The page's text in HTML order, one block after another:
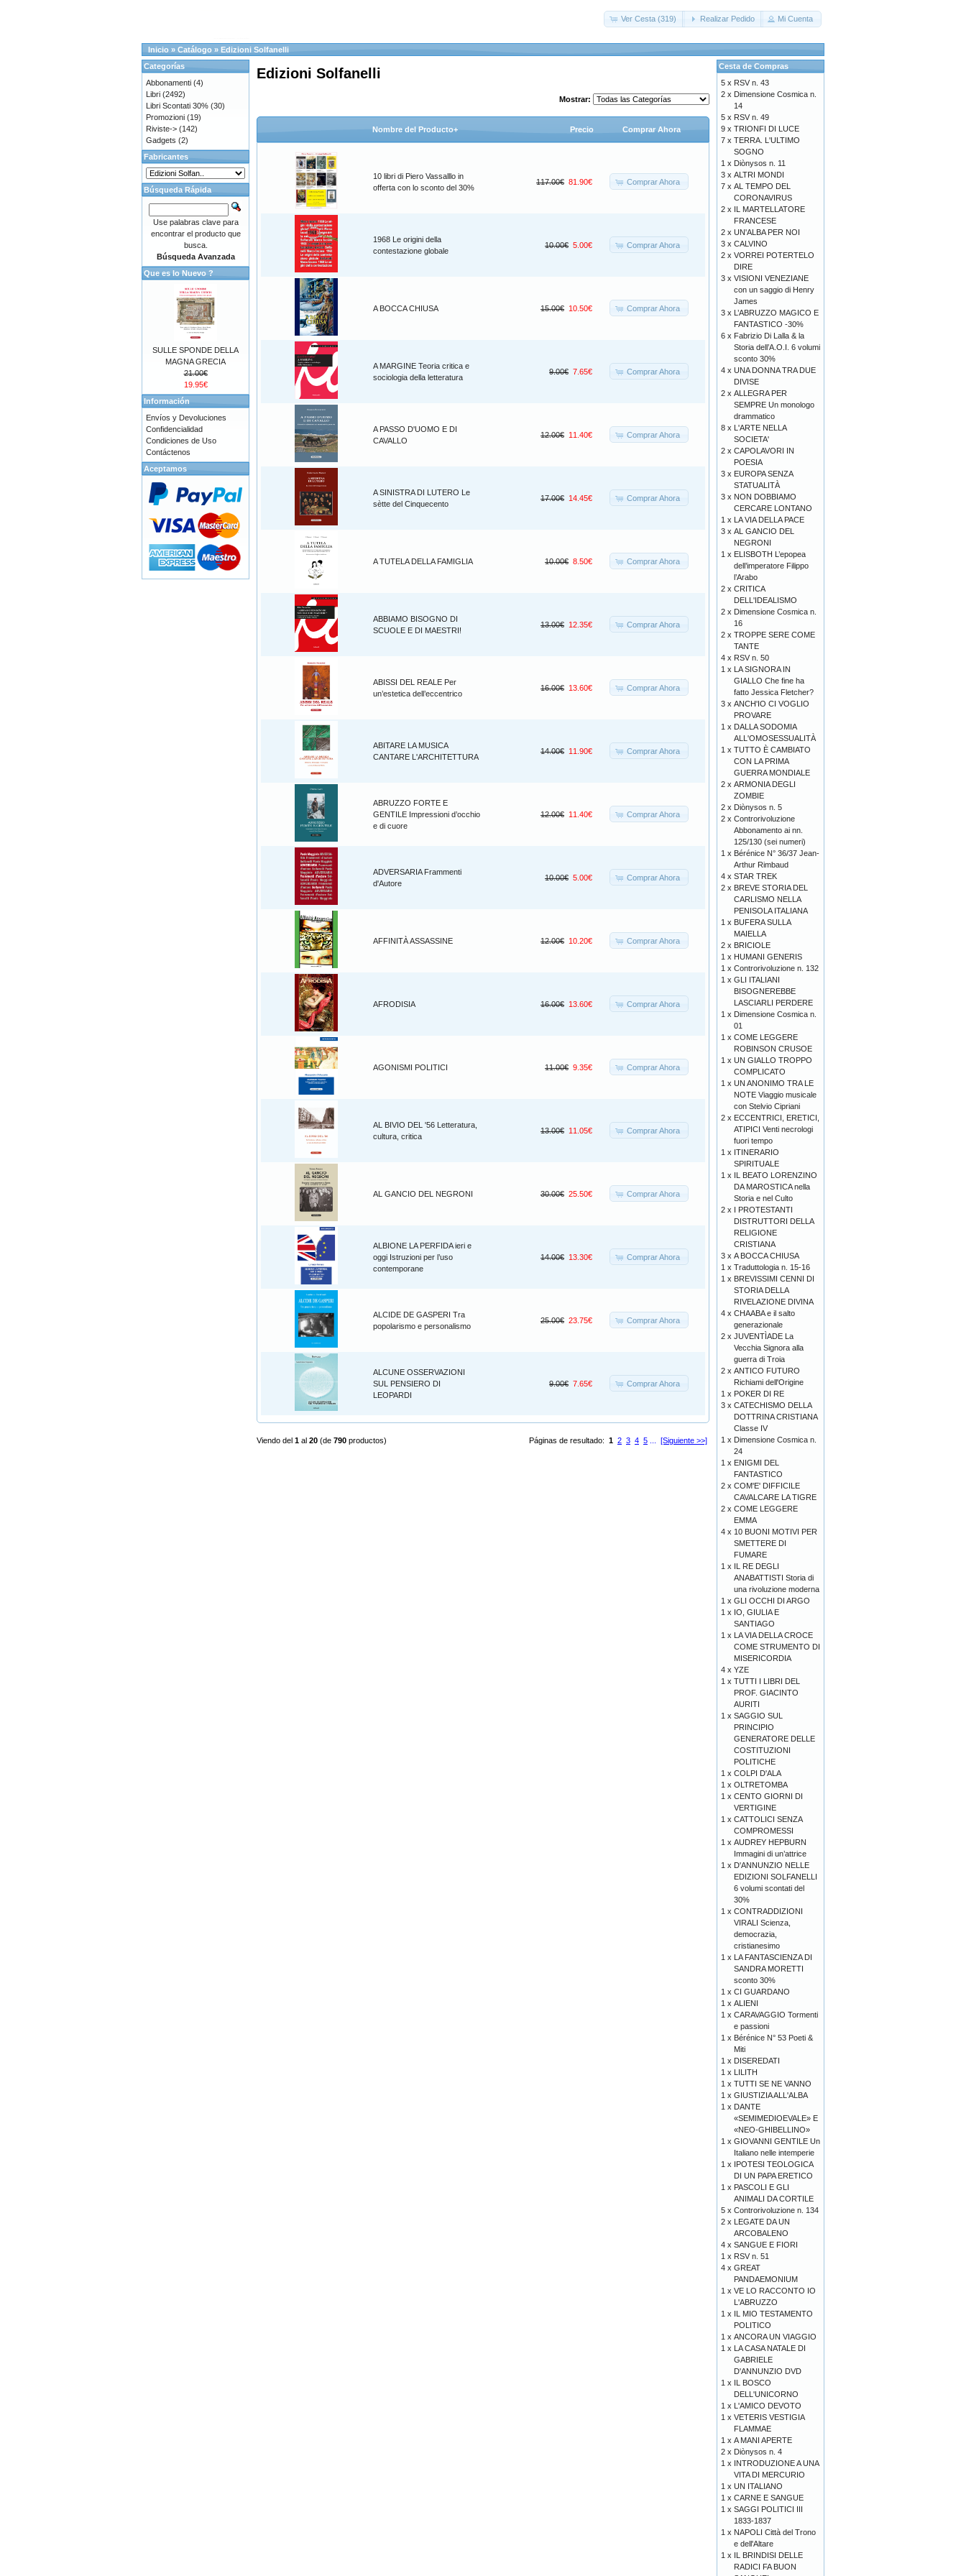
Ver Cesta (319) Realizar Pedido Mi Cuenta
Inicio » Catálogo » Edizioni Solfanelli
Edizioni Solfanelli
Mostrar:
Nombre del Producto+ Precio Comprar Ahora
10 libri di Piero Vassalllo in
offerta con lo sconto del 30%
117.00€ 81.90€ Comprar Ahora
1968 Le origini della
contestazione globale
10.00€ 5.00€ Comprar Ahora
A BOCCA CHIUSA 15.00€ 10.50€ Comprar Ahora
A MARGINE Teoria critica e
sociologia della letteratura
9.00€ 7.65€ Comprar Ahora
A PASSO D'UOMO E DI
CAVALLO
12.00€ 11.40€ Comprar Ahora
A SINISTRA DI LUTERO Le
sètte del Cinquecento
17.00€ 14.45€ Comprar Ahora
A TUTELA DELLA FAMIGLIA 10.00€ 8.50€ Comprar Ahora
ABBIAMO BISOGNO DI
SCUOLE E DI MAESTRI!
13.00€ 12.35€ Comprar Ahora
ABISSI DEL REALE Per
un’estetica dell’eccentrico
16.00€ 13.60€ Comprar Ahora
ABITARE LA MUSICA
CANTARE L'ARCHITETTURA
14.00€ 11.90€ Comprar Ahora
ABRUZZO FORTE E
GENTILE Impressioni d’occhio
e di cuore
12.00€ 11.40€ Comprar Ahora
ADVERSARIA Frammenti
d'Autore
10.00€ 5.00€ Comprar Ahora
AFFINITÀ ASSASSINE 12.00€ 10.20€ Comprar Ahora
AFRODISIA 16.00€ 13.60€ Comprar Ahora
AGONISMI POLITICI 11.00€ 9.35€ Comprar Ahora
AL BIVIO DEL '56 Letteratura,
cultura, critica
13.00€ 11.05€ Comprar Ahora
AL GANCIO DEL NEGRONI 30.00€ 25.50€ Comprar Ahora
ALBIONE LA PERFIDA ieri e
oggi Istruzioni per l’uso
contemporane
14.00€ 13.30€ Comprar Ahora
ALCIDE DE GASPERI Tra
popolarismo e personalismo
25.00€ 23.75€ Comprar Ahora
ALCUNE OSSERVAZIONI
SUL PENSIERO DI
LEOPARDI
9.00€ 7.65€ Comprar Ahora
Páginas de resultado: 1 2 3 4 5 [Siguiente >>]
Viendo del 1 al 20 (de 790 productos)
Categorías
Abbonamenti (4)
Libri (2492)
Libri Scontati 30% (30)
Promozioni (19)
Riviste-> (142)
Gadgets (2)
Fabricantes
Búsqueda Rápida
Use palabras clave para
encontrar el producto que
busca.
Búsqueda Avanzada
Que es lo Nuevo ?
SULLE SPONDE DELLA
MAGNA GRECIA
21.00€
19.95€
Información
Envíos y Devoluciones
Confidencialidad
Condiciones de Uso
Contáctenos
Aceptamos
Cesta de Compras
5 x RSV n. 43
2 x Dimensione Cosmica n.
14
5 x RSV n. 49
9 x TRIONFI DI LUCE
7 x TERRA. L'ULTIMO
SOGNO
1 x Diònysos n. 11
3 x ALTRI MONDI
7 x AL TEMPO DEL
CORONAVIRUS
2 x IL MARTELLATORE
FRANCESE
2 x UN'ALBA PER NOI
3 x CALVINO
2 x VORREI POTERTELO
DIRE
3 x VISIONI VENEZIANE
con un saggio di Henry
James
3 x L’ABRUZZO MAGICO E
FANTASTICO -30%
6 x Fabrizio Di Lalla & la
Storia dell’A.O.I. 6 volumi
sconto 30%
4 x UNA DONNA TRA DUE
DIVISE
2 x ALLEGRA PER
SEMPRE Un monologo
drammatico
8 x L'ARTE NELLA
SOCIETA'
2 x CAPOLAVORI IN
POESIA
3 x EUROPA SENZA
STATUALITÀ
3 x NON DOBBIAMO
CERCARE LONTANO
1 x LA VIA DELLA PACE
3 x AL GANCIO DEL
NEGRONI
1 x ELISBOTH L’epopea
dell’imperatore Filippo
l’Arabo
2 x CRITICA
DELL'IDEALISMO
2 x Dimensione Cosmica n.
16
2 x TROPPE SERE COME
TANTE
4 x RSV n. 50
1 x LA SIGNORA IN
GIALLO Che fine ha
fatto Jessica Fletcher?
3 x ANCH'IO CI VOGLIO
PROVARE
1 x DALLA SODOMIA
ALL'OMOSESSUALITÀ
1 x TUTTO È CAMBIATO
CON LA PRIMA
GUERRA MONDIALE
2 x ARMONIA DEGLI
ZOMBIE
2 x Diònysos n. 5
2 x Controrivoluzione
Abbonamento ai nn.
125/130 (sei numeri)
1 x Bérénice N° 36/37 Jean-
Arthur Rimbaud
4 x STAR TREK
2 x BREVE STORIA DEL
CARLISMO NELLA
PENISOLA ITALIANA
1 x BUFERA SULLA
MAIELLA
2 x BRICIOLE
1 x HUMANI GENERIS
1 x Controrivoluzione n. 132
1 x GLI ITALIANI
BISOGNEREBBE
LASCIARLI PERDERE
1 x Dimensione Cosmica n.
01
1 x COME LEGGERE
ROBINSON CRUSOE
1 x UN GIALLO TROPPO
COMPLICATO
1 x UN ANONIMO TRA LE
NOTE Viaggio musicale
con Stelvio Cipriani
2 x ECCENTRICI, ERETICI,
ATIPICI Venti necrologi
fuori tempo
1 x ITINERARIO
SPIRITUALE
1 x IL BEATO LORENZINO
DA MAROSTICA nella
Storia e nel Culto
2 x I PROTESTANTI
DISTRUTTORI DELLA
RELIGIONE
CRISTIANA
3 x A BOCCA CHIUSA
1 x Traduttologia n. 15-16
1 x BREVISSIMI CENNI DI
STORIA DELLA
RIVELAZIONE DIVINA
4 x CHAABA e il salto
generazionale
2 x JUVENTÌADE La
Vecchia Signora alla
guerra di Troia
2 x ANTICO FUTURO
Richiami dell'Origine
1 x POKER DI RE
3 x CATECHISMO DELLA
DOTTRINA CRISTIANA
Classe IV
1 x Dimensione Cosmica n.
24
1 x ENIGMI DEL
FANTASTICO
2 x COM'E' DIFFICILE
CAVALCARE LA TIGRE
2 x COME LEGGERE
EMMA
4 x 10 BUONI MOTIVI PER
SMETTERE DI
FUMARE
1 x IL RE DEGLI
ANABATTISTI Storia di
una rivoluzione moderna
1 x GLI OCCHI DI ARGO
1 x IO, GIULIA E
SANTIAGO
1 x LA VIA DELLA CROCE
COME STRUMENTO DI
MISERICORDIA
4 x YZE
1 x TUTTI I LIBRI DEL
PROF. GIACINTO
AURITI
1 x SAGGIO SUL
PRINCIPIO
GENERATORE DELLE
COSTITUZIONI
POLITICHE
1 x COLPI D'ALA
1 x OLTRETOMBA
1 x CENTO GIORNI DI
VERTIGINE
1 x CATTOLICI SENZA
COMPROMESSI
1 x AUDREY HEPBURN
Immagini di un’attrice
1 x D'ANNUNZIO NELLE
EDIZIONI SOLFANELLI
6 volumi scontati del
30%
1 x CONTRADDIZIONI
VIRALI Scienza,
democrazia,
cristianesimo
1 x LA FANTASCIENZA DI
SANDRA MORETTI
sconto 30%
1 x CI GUARDANO
1 x ALIENI
1 x CARAVAGGIO Tormenti
e passioni
1 x Bérénice N° 53 Poeti &
Miti
1 x DISEREDATI
1 x LILITH
1 x TUTTI SE NE VANNO
1 x GIUSTIZIA ALL'ALBA
1 x DANTE
«SEMIMEDIOEVALE» E
«NEO-GHIBELLINO»
1 x GIOVANNI GENTILE Un
Italiano nelle intemperie
1 x IPOTESI TEOLOGICA
DI UN PAPA ERETICO
1 x PASCOLI E GLI
ANIMALI DA CORTILE
5 x Controrivoluzione n. 134
2 x LEGATE DA UN
ARCOBALENO
4 x SANGUE E FIORI
1 x RSV n. 51
4 x GREAT
PANDAEMONIUM
1 x VE LO RACCONTO IO
L'ABRUZZO
1 x IL MIO TESTAMENTO
POLITICO
1 x ANCORA UN VIAGGIO
1 x LA CASA NATALE DI
GABRIELE
D'ANNUNZIO DVD
1 x IL BOSCO
DELL'UNICORNO
1 x L'AMICO DEVOTO
1 x VETERIS VESTIGIA
FLAMMAE
1 x A MANI APERTE
2 x Diònysos n. 4
1 x INTRODUZIONE A UNA
VITA DI MERCURIO
1 x UN ITALIANO
1 x CARNE E SANGUE
1 x SAGGI POLITICI III
1833-1837
1 x NAPOLI Città del Trono
e dell'Altare
1 x IL BRINDISI DELLE
RADICI FA BUON